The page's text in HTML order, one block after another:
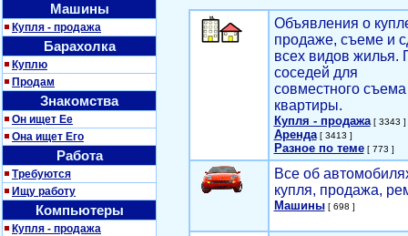
Машины
Купля - продажа
Барахолка
Куплю
Продам
Знакомства
Он ищет Ее
Она ищет Его
Работа
Требуются
Ищу работу
Компьютеры
Купля - продажа
Объявления о
продаже, съеме и
всех видов жилья.
соседей для
совместного съема
квартиры.
Купля - продажа[ 3343 ]
Аренда[ 3413 ]
Разное по теме[ 773 ]
Все об
купля, продажа,
Машины[ 698 ]